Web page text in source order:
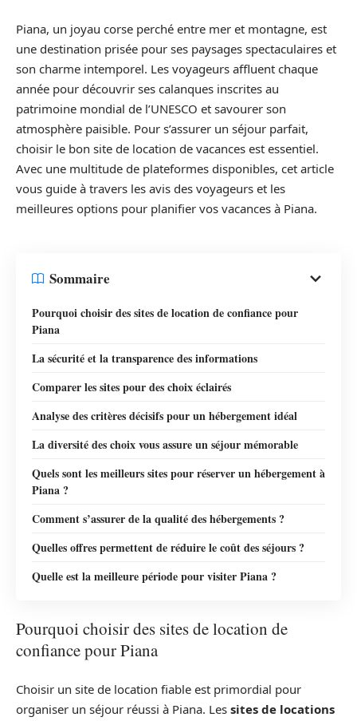
Piana, un joyau corse perché entre mer et montagne, est
une destination prisée pour ses paysages spectaculaires et
son charme intemporel. Les voyageurs affluent chaque
année pour découvrir ses calanques inscrites au
patrimoine mondial de l’UNESCO et savourer son
atmosphère paisible. Pour s’assurer un séjour parfait,
choisir le bon site de location de vacances est essentiel.
Avec une multitude de plateformes disponibles, cet article
vous guide à travers les avis des voyageurs et les
meilleures options pour planifier vos vacances à Piana.
Sommaire
Pourquoi choisir des sites de location de confiance pour
Piana
La sécurité et la transparence des informations
Comparer les sites pour des choix éclairés
Analyse des critères décisifs pour un hébergement idéal
La diversité des choix vous assure un séjour mémorable
Quels sont les meilleurs sites pour réserver un hébergement à
Piana ?
Comment s’assurer de la qualité des hébergements ?
Quelles offres permettent de réduire le coût des séjours ?
Quelle est la meilleure période pour visiter Piana ?
Pourquoi choisir des sites de location de
confiance pour Piana
Choisir un site de location fiable est primordial pour
organiser un séjour réussi à Piana. Les sites de locations